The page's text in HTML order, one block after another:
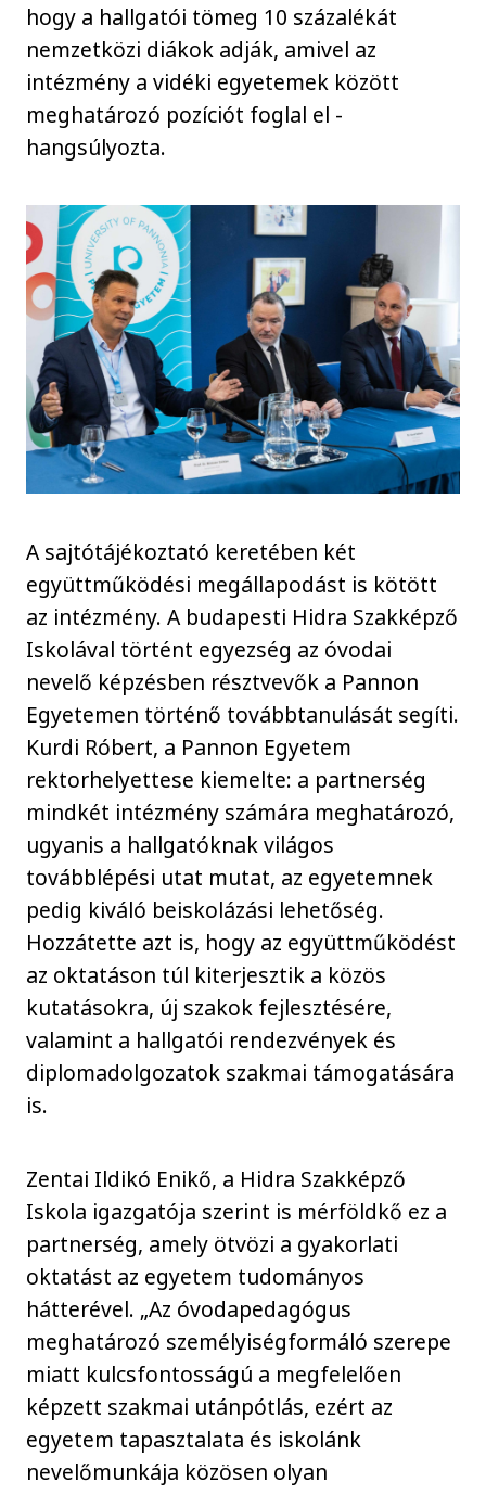
hogy a hallgatói tömeg 10 százalékát
nemzetközi diákok adják, amivel az
intézmény a vidéki egyetemek között
meghatározó pozíciót foglal el -
hangsúlyozta.
A sajtótájékoztató keretében két
együttműködési megállapodást is kötött
az intézmény. A budapesti Hidra Szakképző
Iskolával történt egyezség az óvodai
nevelő képzésben résztvevők a Pannon
Egyetemen történő továbbtanulását segíti.
Kurdi Róbert, a Pannon Egyetem
rektorhelyettese kiemelte: a partnerség
mindkét intézmény számára meghatározó,
ugyanis a hallgatóknak világos
továbblépési utat mutat, az egyetemnek
pedig kiváló beiskolázási lehetőség.
Hozzátette azt is, hogy az együttműködést
az oktatáson túl kiterjesztik a közös
kutatásokra, új szakok fejlesztésére,
valamint a hallgatói rendezvények és
diplomadolgozatok szakmai támogatására
is.
Zentai Ildikó Enikő, a Hidra Szakképző
Iskola igazgatója szerint is mérföldkő ez a
partnerség, amely ötvözi a gyakorlati
oktatást az egyetem tudományos
hátterével. „Az óvodapedagógus
meghatározó személyiségformáló szerepe
miatt kulcsfontosságú a megfelelően
képzett szakmai utánpótlás, ezért az
egyetem tapasztalata és iskolánk
nevelőmunkája közösen olyan